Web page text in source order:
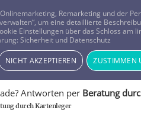
Beratung
Antworten per Beratung
durch Kartenleger
Remarketing und der
um eine detaillierte
Einstellungen über das Schloss
Sicherheit und Datenschutz
NICHT AKZEPTIEREN ZUSTIMMEN